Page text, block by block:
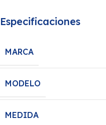
Especificaciones
MARCA
MODELO
MEDIDA